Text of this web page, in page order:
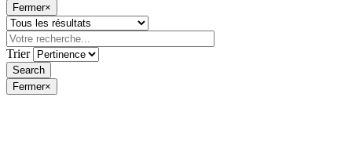
Fermer×
Trier
Fermer×